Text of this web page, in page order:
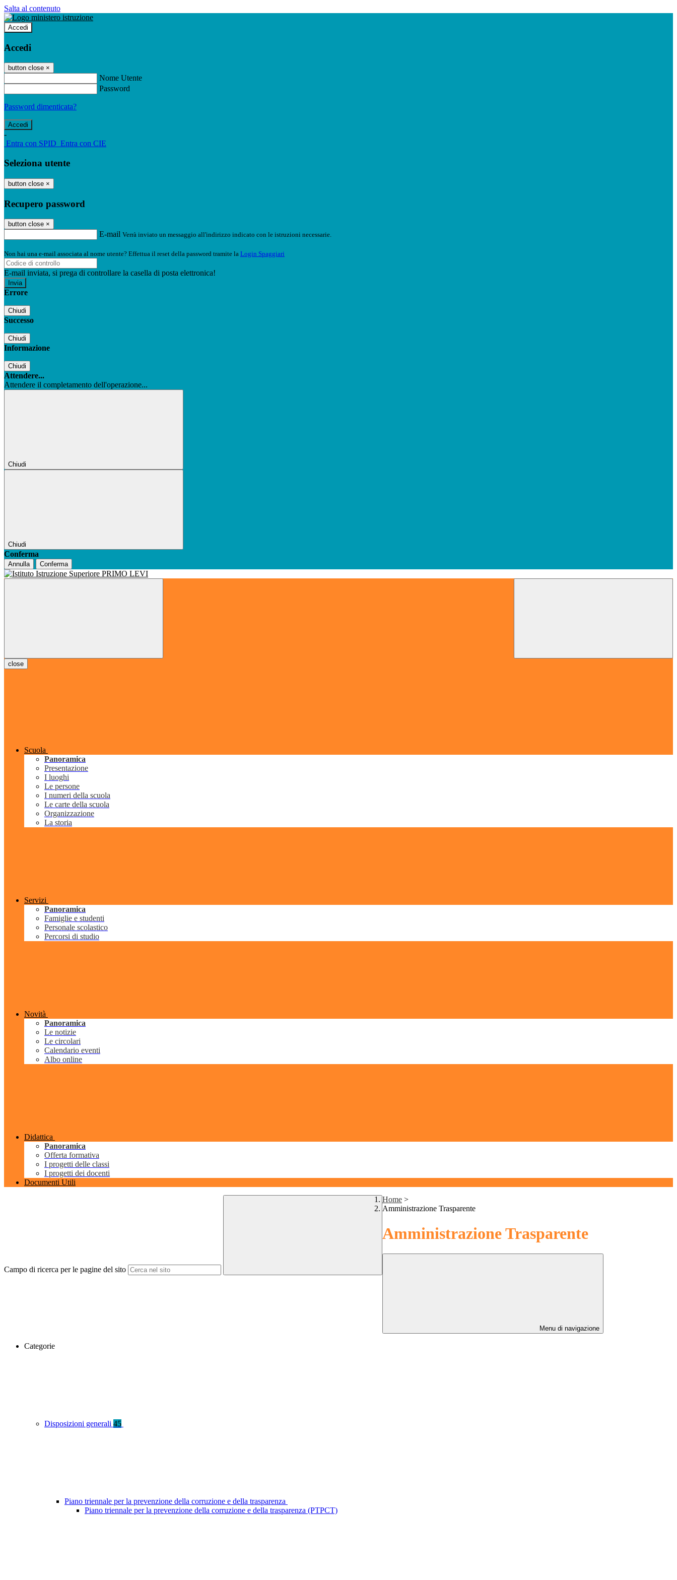
Salta al contenuto
Accedi
Accedi
button close ×
Nome Utente
Password
Password dimenticata?
-
Entra con SPID Entra con CIE
Seleziona utente
button close ×
Recupero password
button close ×
E-mail Verrà inviato un messaggio all'indirizzo indicato con le istruzioni necessarie.
Non hai una e-mail associata al nome utente? Effettua il reset della password tramite la Login Spaggiari
E-mail inviata, si prega di controllare la casella di posta elettronica!
Errore
Chiudi
Successo
Chiudi
Informazione
Chiudi
Attendere...
Attendere il completamento dell'operazione...
Chiudi
Chiudi
Conferma
Annulla Conferma
close
Scuola
Panoramica
Presentazione
I luoghi
Le persone
I numeri della scuola
Le carte della scuola
Organizzazione
La storia
Servizi
Panoramica
Famiglie e studenti
Personale scolastico
Percorsi di studio
Novità
Panoramica
Le notizie
Le circolari
Calendario eventi
Albo online
Didattica
Panoramica
Offerta formativa
I progetti delle classi
I progetti dei docenti
Documenti Utili
Campo di ricerca per le pagine del sito
Home >
Amministrazione Trasparente
Amministrazione Trasparente
Menu di navigazione
Categorie
Disposizioni generali 45
Piano triennale per la prevenzione della corruzione e della trasparenza
Piano triennale per la prevenzione della corruzione e della trasparenza (PTPCT)